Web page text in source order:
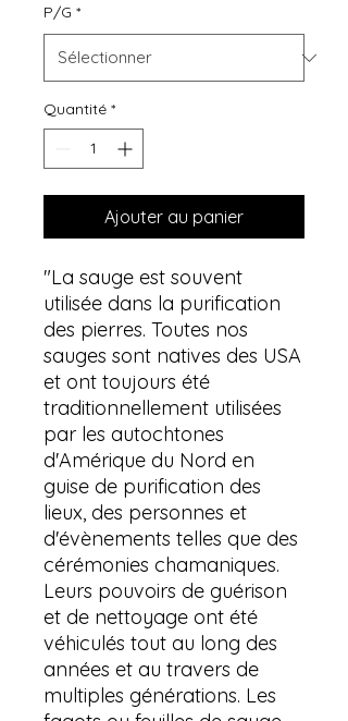
P/G *
Quantité *
Ajouter au panier
"La sauge est souvent
utilisée dans la purification
des pierres. Toutes nos
sauges sont natives des USA
et ont toujours été
traditionnellement utilisées
par les autochtones
d'Amérique du Nord en
guise de purification des
lieux, des personnes et
d'évènements telles que des
cérémonies chamaniques.
Leurs pouvoirs de guérison
et de nettoyage ont été
véhiculés tout au long des
années et au travers de
multiples générations. Les